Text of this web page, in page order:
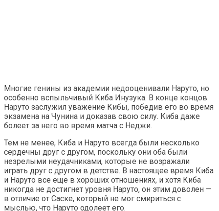
Многие генины из академии недооценивали Наруто, но
особенно вспыльчивый Киба Инузука. В конце концов
Наруто заслужил уважение Кибы, победив его во время
экзамена на Чунина и доказав свою силу. Киба даже
болеет за него во время матча с Неджи.
Тем не менее, Киба и Наруто всегда были несколько
сердечны друг с другом, поскольку они оба были
незрелыми неудачниками, которые не возражали
играть друг с другом в детстве. В настоящее время Киба
и Наруто все еще в хороших отношениях, и хотя Киба
никогда не достигнет уровня Наруто, он этим доволен —
в отличие от Саске, который не мог смириться с
мыслью, что Наруто одолеет его.